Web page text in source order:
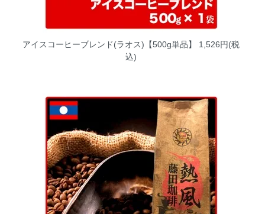
アイスコーヒーブレンド(ラオス)【500g単品】
1,526円(税
込)